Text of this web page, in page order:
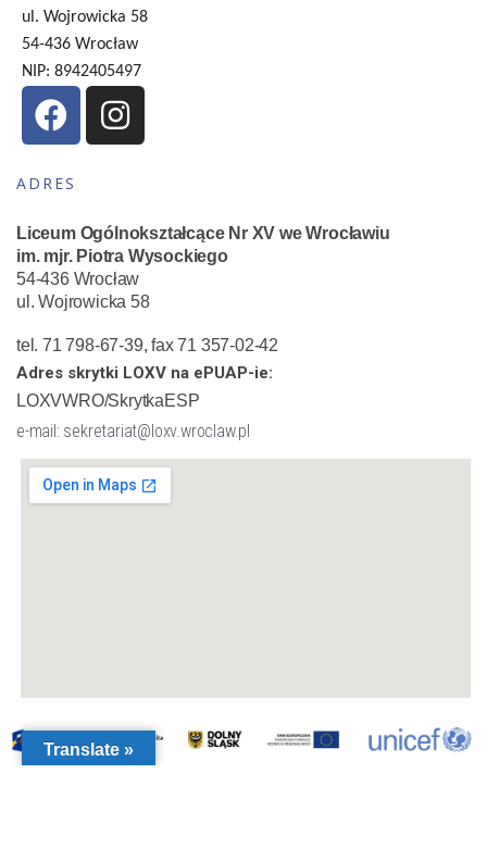
ul. Wojrowicka 58
54-436 Wrocław
NIP: 8942405497
ADRES
Liceum Ogólnokształcące Nr XV we Wrocławiu
im. mjr. Piotra Wysockiego
54-436 Wrocław
ul. Wojrowicka 58
tel. 71 798-67-39, fax 71 357-02-42
Adres skrytki LOXV na ePUAP-ie:
LOXVWRO/SkrytkaESP
e-mail: sekretariat@loxv.wroclaw.pl
Translate »